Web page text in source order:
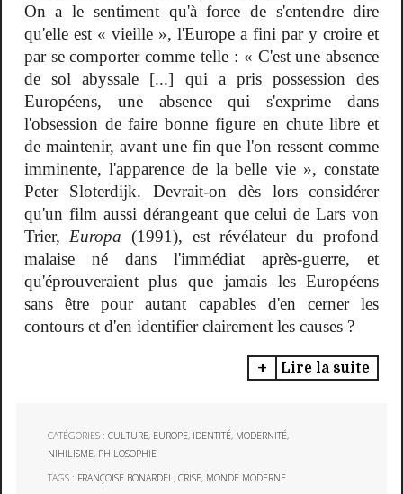
On a le sentiment qu'à force de s'entendre dire
qu'elle est « vieille », l'Europe a fini par y croire et
par se comporter comme telle : « C'est une absence
de sol abyssale [...] qui a pris possession des
Européens, une absence qui s'exprime dans
l'obsession de faire bonne figure en chute libre et
de maintenir, avant une fin que l'on ressent comme
imminente, l'apparence de la belle vie », constate
Peter Sloterdijk. Devrait-on dès lors considérer
qu'un film aussi dérangeant que celui de Lars von
Trier, Europa (1991), est révélateur du profond
malaise né dans l'immédiat après-guerre, et
qu'éprouveraient plus que jamais les Européens
sans être pour autant capables d'en cerner les
contours et d'en identifier clairement les causes ?
Lire la suite
CATÉGORIES :CULTURE, EUROPE, IDENTITÉ, MODERNITÉ,
NIHILISME, PHILOSOPHIE
TAGS : FRANÇOISE BONARDEL ,CRISE, MONDE MODERNE